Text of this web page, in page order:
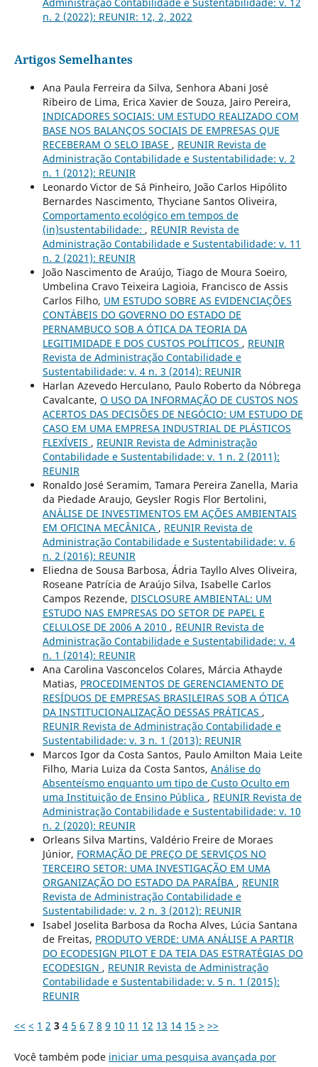
n. 2 (2022): REUNIR: 12, 2, 2022
Artigos Semelhantes
Ana Paula Ferreira da Silva, Senhora Abani José
Ribeiro de Lima, Erica Xavier de Souza, Jairo Pereira,
INDICADORES SOCIAIS: UM ESTUDO REALIZADO COM
BASE NOS BALANÇOS SOCIAIS DE EMPRESAS QUE
RECEBERAM O SELO IBASE , REUNIR Revista de
Administração Contabilidade e Sustentabilidade: v. 2
n. 1 (2012): REUNIR
Leonardo Victor de Sá Pinheiro, João Carlos Hipólito
Bernardes Nascimento, Thyciane Santos Oliveira,
Comportamento ecológico em tempos de
(in)sustentabilidade: , REUNIR Revista de
Administração Contabilidade e Sustentabilidade: v. 11
n. 2 (2021): REUNIR
João Nascimento de Araújo, Tiago de Moura Soeiro,
Umbelina Cravo Teixeira Lagioia, Francisco de Assis
Carlos Filho, UM ESTUDO SOBRE AS EVIDENCIAÇÕES
CONTÁBEIS DO GOVERNO DO ESTADO DE
PERNAMBUCO SOB A ÓTICA DA TEORIA DA
LEGITIMIDADE E DOS CUSTOS POLÍTICOS , REUNIR
Revista de Administração Contabilidade e
Sustentabilidade: v. 4 n. 3 (2014): REUNIR
Harlan Azevedo Herculano, Paulo Roberto da Nóbrega
Cavalcante, O USO DA INFORMAÇÃO DE CUSTOS NOS
ACERTOS DAS DECISÕES DE NEGÓCIO: UM ESTUDO DE
CASO EM UMA EMPRESA INDUSTRIAL DE PLÁSTICOS
FLEXÍVEIS , REUNIR Revista de Administração
Contabilidade e Sustentabilidade: v. 1 n. 2 (2011):
REUNIR
Ronaldo José Seramim, Tamara Pereira Zanella, Maria
da Piedade Araujo, Geysler Rogis Flor Bertolini,
ANÁLISE DE INVESTIMENTOS EM AÇÕES AMBIENTAIS
EM OFICINA MECÂNICA , REUNIR Revista de
Administração Contabilidade e Sustentabilidade: v. 6
n. 2 (2016): REUNIR
Eliedna de Sousa Barbosa, Ádria Tayllo Alves Oliveira,
Roseane Patrícia de Araújo Silva, Isabelle Carlos
Campos Rezende, DISCLOSURE AMBIENTAL: UM
ESTUDO NAS EMPRESAS DO SETOR DE PAPEL E
CELULOSE DE 2006 A 2010 , REUNIR Revista de
Administração Contabilidade e Sustentabilidade: v. 4
n. 1 (2014): REUNIR
Ana Carolina Vasconcelos Colares, Márcia Athayde
Matias, PROCEDIMENTOS DE GERENCIAMENTO DE
RESÍDUOS DE EMPRESAS BRASILEIRAS SOB A ÓTICA
DA INSTITUCIONALIZAÇÃO DESSAS PRÁTICAS ,
REUNIR Revista de Administração Contabilidade e
Sustentabilidade: v. 3 n. 1 (2013): REUNIR
Marcos Igor da Costa Santos, Paulo Amilton Maia Leite
Filho, Maria Luiza da Costa Santos, Análise do
Absenteísmo enquanto um tipo de Custo Oculto em
uma Instituição de Ensino Pública , REUNIR Revista de
Administração Contabilidade e Sustentabilidade: v. 10
n. 2 (2020): REUNIR
Orleans Silva Martins, Valdério Freire de Moraes
Júnior, FORMAÇÃO DE PREÇO DE SERVIÇOS NO
TERCEIRO SETOR: UMA INVESTIGAÇÃO EM UMA
ORGANIZAÇÃO DO ESTADO DA PARAÍBA , REUNIR
Revista de Administração Contabilidade e
Sustentabilidade: v. 2 n. 3 (2012): REUNIR
Isabel Joselita Barbosa da Rocha Alves, Lúcia Santana
de Freitas, PRODUTO VERDE: UMA ANÁLISE A PARTIR
DO ECODESIGN PILOT E DA TEIA DAS ESTRATÉGIAS DO
ECODESIGN , REUNIR Revista de Administração
Contabilidade e Sustentabilidade: v. 5 n. 1 (2015):
REUNIR
<< < 1 2 3 4 5 6 7 8 9 10 11 12 13 14 15 > >>
Você também pode iniciar uma pesquisa avançada por